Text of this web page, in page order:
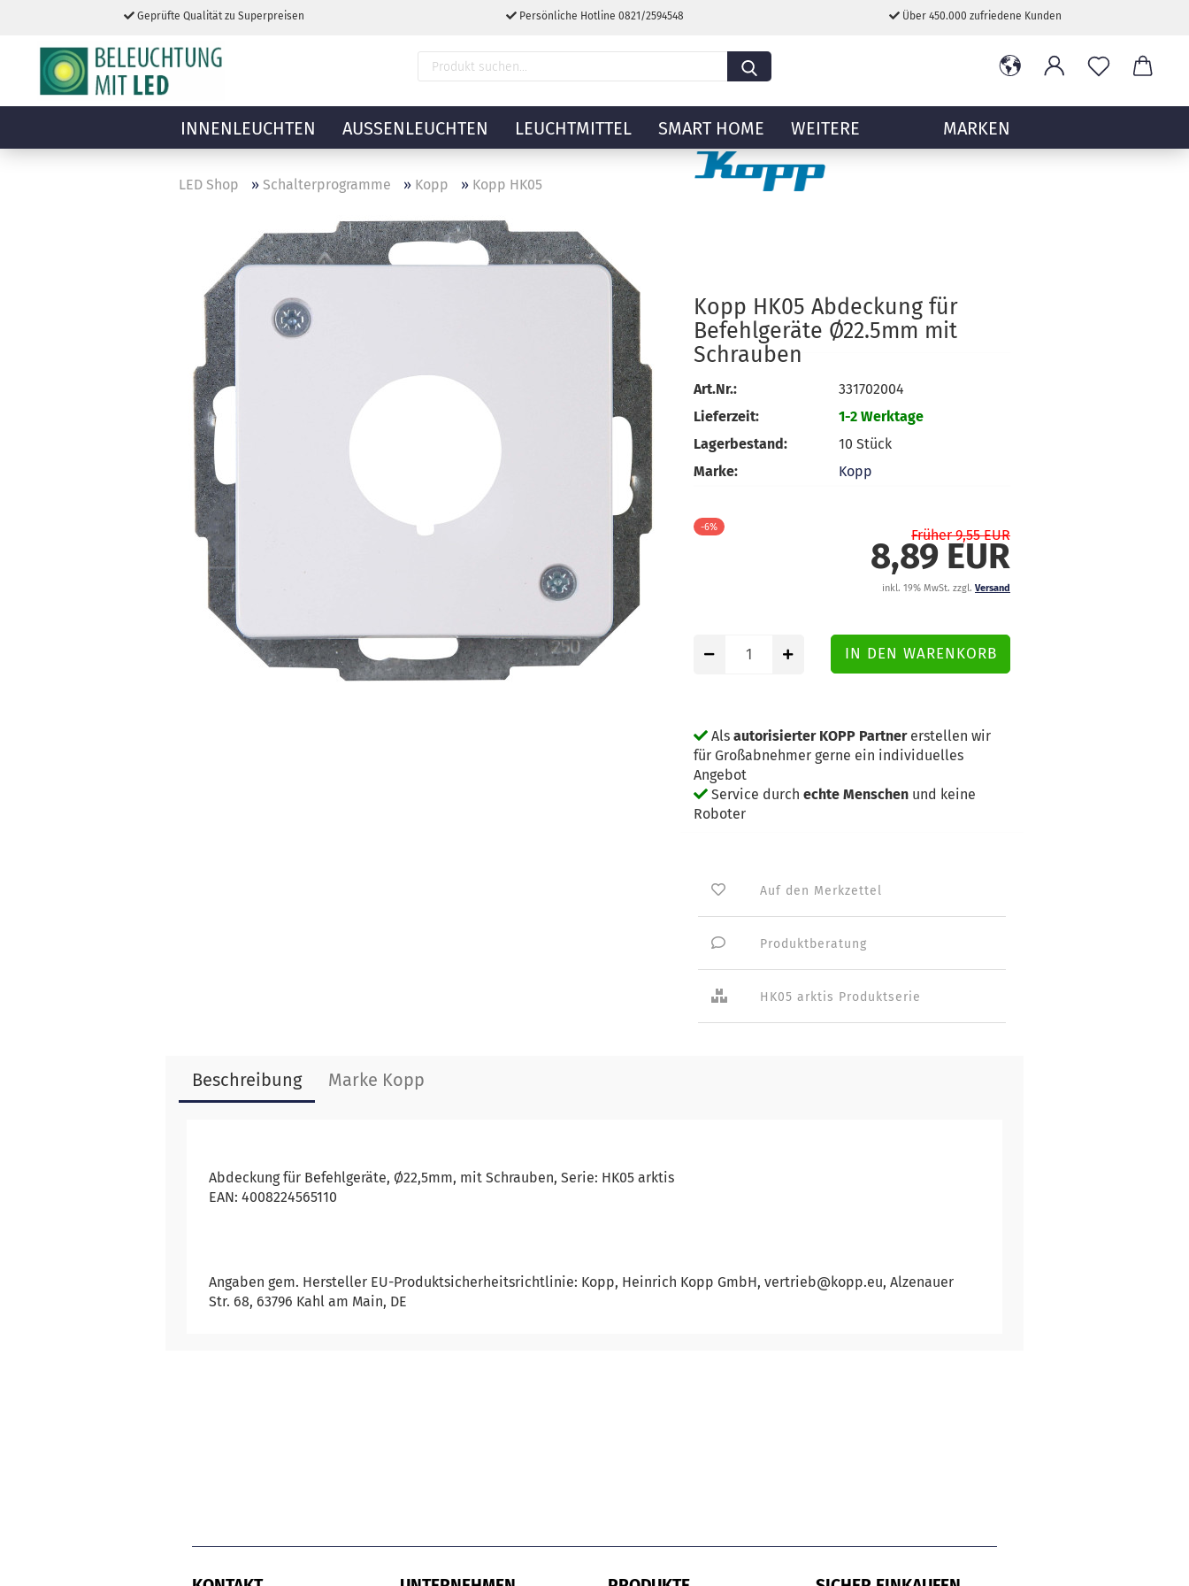
Geprüfte Qualität zu Superpreisen Persönliche Hotline 0821/2594548 Über 450.000 zufriedene Kunden
INNENLEUCHTEN AUSSENLEUCHTEN LEUCHTMITTEL SMART HOME MARKEN
WEITERE
LED Shop » Schalterprogramme » Kopp » Kopp HK05
Kopp HK05 Abdeckung für
Befehlgeräte Ø22.5mm mit
Schrauben
Art.Nr.:
331702004
Lieferzeit:
1-2 Werktage
Lagerbestand:
10Stück
Marke:
Kopp
-6% Früher 9,55 EUR
8,89 EUR
inkl. 19% MwSt. zzgl. Versand
Als autorisierter KOPP Partnererstellen wir
für Großabnehmer gerne ein individuelles
Angebot
Service durch echte Menschen und keine
Roboter
Auf den Merkzettel
Produktberatung
HK05 arktis Produktserie
Beschreibung Marke Kopp
Abdeckung für Befehlgeräte, Ø22,5mm, mit Schrauben, Serie: HK05 arktis
EAN: 4008224565110
Angaben gem. Hersteller EU-Produktsicherheitsrichtlinie: Kopp, Heinrich Kopp GmbH, vertrieb@kopp.eu, Alzenauer
Str. 68, 63796 Kahl am Main, DE